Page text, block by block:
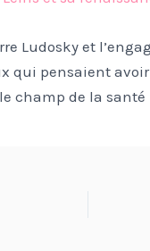
Ludosky et
qui pensaient
champ de la santé